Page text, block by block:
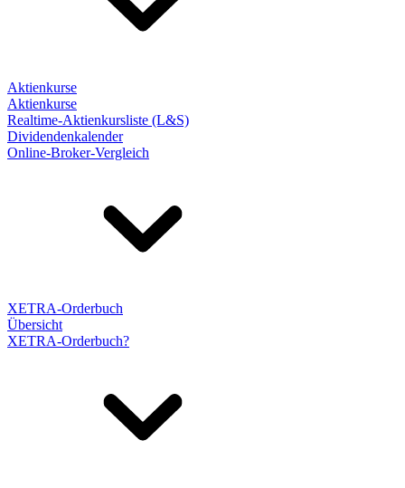
Aktienkurse
Aktienkurse
Realtime-Aktienkursliste (L&S)
Dividendenkalender
Online-Broker-Vergleich
XETRA-Orderbuch
Übersicht
XETRA-Orderbuch?